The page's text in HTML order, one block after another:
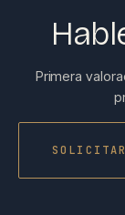
Primera